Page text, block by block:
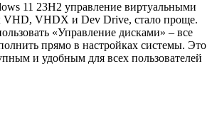
11 23H2 управление виртуальными
VHD, VHDX и Dev Drive, стало проще.
«Управление дисками» – все
прямо в настройках системы. Это
и удобным для всех пользователей